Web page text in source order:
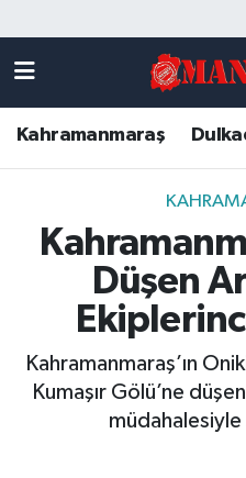
Kahramanmaraş
Düşen
Kahramanmaraş’ın
Kumaşır Gölü’ne
müdahalesiyle
DULKADİROĞLU
KAHRAMANMARAŞ
ONİKİŞUBAT
ÖZEL HABER
Künye
Kahramanmaraş
Kahramanmaraş
Kahramanmaraş
Süper Lig Puan
Tüm Manşetler
Son Dakika Haberleri
Haber Arşivi